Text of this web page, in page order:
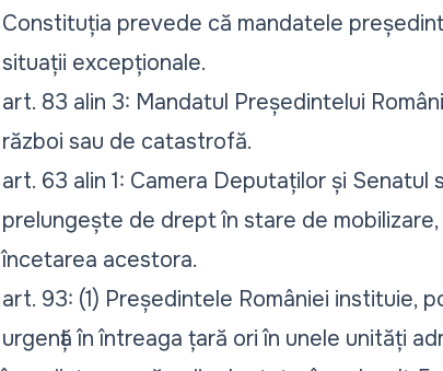
Constituția prevede că mandatele
situații excepționale.
art. 83 alin 3: Mandatul Președintelui
război sau de catastrofă.
art. 63 alin 1: Camera Deputaților și
prelungește de drept în stare de
încetarea acestora.
art. 93: (1) Președintele României instituie,
urgență în întreaga țară ori în unele unități